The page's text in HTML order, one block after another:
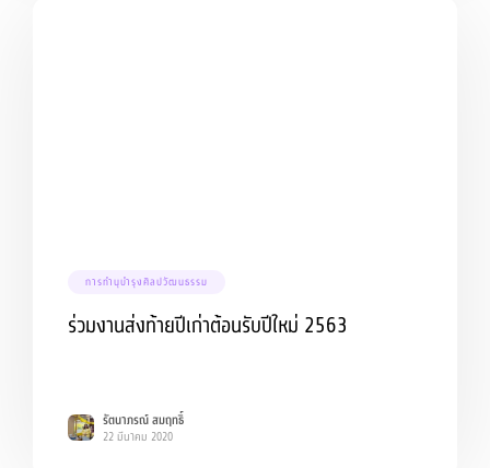
การทำนุบำรุงศิลปวัฒนธรรม
ร่วมงานส่งท้ายปีเก่าต้อนรับปีใหม่ 2563
รัตนาภรณ์ สมฤทธิ์
22 มีนาคม 2020